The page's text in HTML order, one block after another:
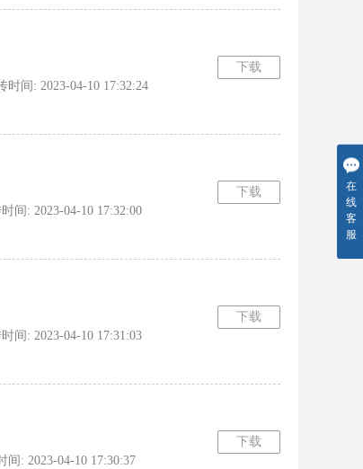
间: 2023-04-10 17:32:24
下载
间: 2023-04-10 17:32:00
下载
间: 2023-04-10 17:31:03
下载
: 2023-04-10 17:30:37
下载
在
线
客
服